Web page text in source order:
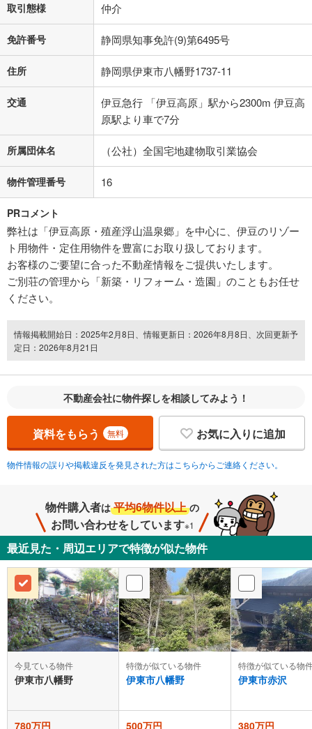
取引態様 仲介
免許番号 静岡県知事免許(9)第6495号
住所 静岡県伊東市八幡野1737-11
交通
伊豆急行 「伊豆高原」駅から2300m 伊豆高
原駅より車で7分
所属団体名 （公社）全国宅地建物取引業協会
物件管理番号 16
PRコメント
弊社は「伊豆高原・殖産浮山温泉郷」を中心に、伊豆のリゾー
ト用物件・定住用物件を豊富にお取り扱しております。
お客様のご要望に合った不動産情報をご提供いたします。
ご別荘の管理から「新築・リフォーム・造園」のこともお任せ
ください。
情報掲載開始日：2025年2月8日、情報更新日：2026年8月8日、次回更新予
定日：2026年8月21日
不動産会社に物件探しを相談してみよう！
資料をもらう 無料 お気に入りに追加
物件情報の誤りや掲載違反を発見された方はこちらからご連絡ください。
物件購入者は 平均6物件以上 の
お問い合わせをしています※1
最近見た・周辺エリアで特徴が似た物件
今見ている物件
伊東市八幡野
特徴が似ている物件
伊東市八幡野
特徴が似ている物
伊東市赤沢
780万円 500万円 380万円